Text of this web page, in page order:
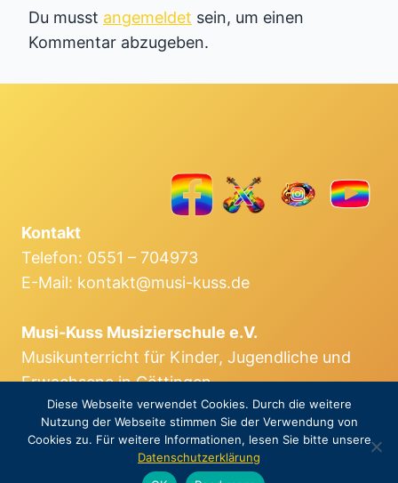
Du musst angemeldet sein, um einen
Kommentar abzugeben.
Kontakt
Telefon: 0551 – 704973
E-Mail: kontakt@musi-kuss.de
Musi-Kuss Musizierschule e.V.
Musikunterricht für Kinder, Jugendliche und
Erwachsene in Göttingen.
Impressum
Datenschutz
Musi-Kuss Musizierschule e.V. · Göttingen ©
Diese Webseite verwendet Cookies. Durch die weitere
Nutzung der Webseite stimmen Sie der Verwendung von
Cookies zu. Für weitere Informationen, lesen Sie bitte unsere
Datenschutzerklärung